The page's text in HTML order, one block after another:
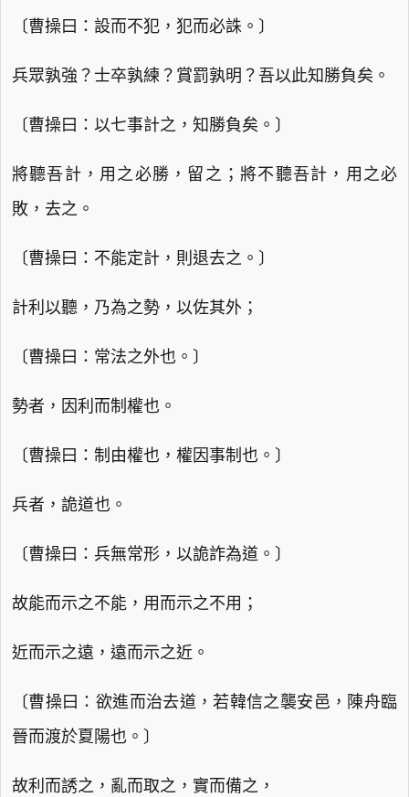
〔曹操曰：設而不犯，犯而必誅。〕
兵眾孰強？士卒孰練？賞罰孰明？吾以此知勝負矣。
〔曹操曰：以七事計之，知勝負矣。〕
將聽吾計，用之必勝，留之；將不聽吾計，用之必
敗，去之。
〔曹操曰：不能定計，則退去之。〕
計利以聽，乃為之勢，以佐其外；
〔曹操曰：常法之外也。〕
勢者，因利而制權也。
〔曹操曰：制由權也，權因事制也。〕
兵者，詭道也。
〔曹操曰：兵無常形，以詭詐為道。〕
故能而示之不能，用而示之不用；
近而示之遠，遠而示之近。
〔曹操曰：欲進而治去道，若韓信之襲安邑，陳舟臨
晉而渡於夏陽也。〕
故利而誘之，亂而取之，實而備之，